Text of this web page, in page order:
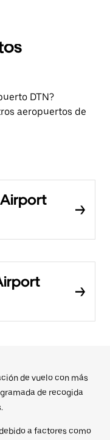
DTN?
aeropuertos de
de vuelo con más
de recogida
a factores como